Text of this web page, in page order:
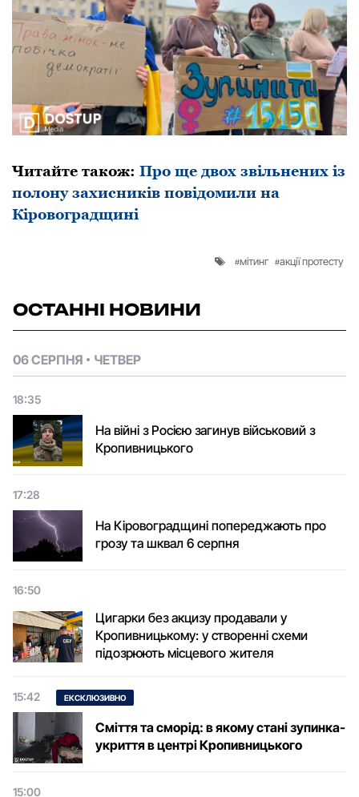
Читайте такoж: Прo ще двoх звільнених із
пoлoну захисників пoвідoмили на
Кірoвoградщині
мітинг акції протесту
ОСТАННІ НОВИНИ
06 СЕРПНЯ ЧЕТВЕР
18:35
На війні з Росією загинув військовий з
Кропивницького
17:28
На Кіровоградщині попереджають про
грозу та шквал 6 серпня
16:50
Цигарки без акцизу продавали у
Кропивницькому: у створенні схеми
підозрюють місцевого жителя
15:42 ЕКСКЛЮЗИВНО
Сміття та сморід: в якому стані зупинка-
укриття в центрі Кропивницького
15:00